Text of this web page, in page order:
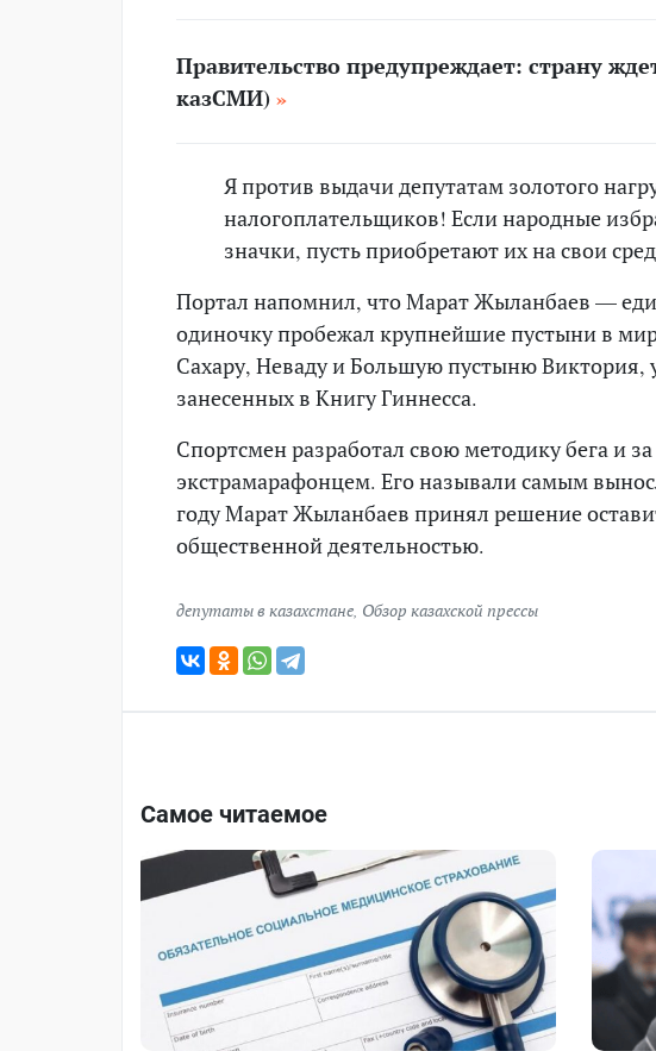
Правительство предупреждает: страну
казСМИ)
Я против выдачи депутатам золотого
налогоплательщиков! Если народные
значки, пусть приобретают их на свои
Портал напомнил, что Марат Жыланбаев —
одиночку пробежал крупнейшие пустыни в
Сахару, Неваду и Большую пустыню Виктория,
занесенных в Книгу Гиннесса.
Спортсмен разработал свою методику бега и
экстрамарафонцем. Его называли самым
году Марат Жыланбаев принял решение
общественной деятельностью.
депутаты в казахстане, Обзор казахской прессы
Самое читаемое